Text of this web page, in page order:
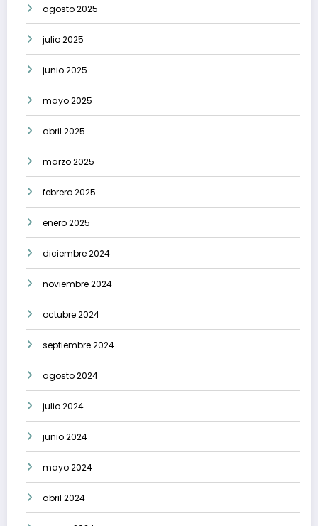
agosto 2025
julio 2025
junio 2025
mayo 2025
abril 2025
marzo 2025
febrero 2025
enero 2025
diciembre 2024
noviembre 2024
octubre 2024
septiembre 2024
agosto 2024
julio 2024
junio 2024
mayo 2024
abril 2024